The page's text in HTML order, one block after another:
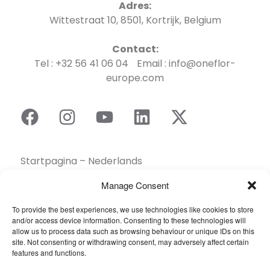
Manage Consent
To provide the best experiences, we use technologies like cookies to store
and/or access device information. Consenting to these technologies will
allow us to process data such as browsing behaviour or unique IDs on this
site. Not consenting or withdrawing consent, may adversely affect certain
features and functions.
Adres:
Wittestraat 10, 8501, Kortrijk, Belgium
Contact:
Tel : +32 56 41 06 04 Email : info@oneflor-
europe.com
Startpagina – Nederlands
Collectie
Duurzaamheid
Een dealer vinden